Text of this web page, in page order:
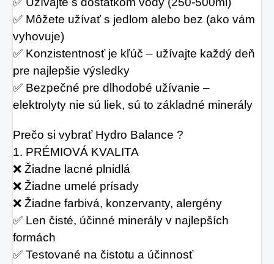
✅ Môžete užívať s jedlom alebo bez (ako vám
vyhovuje)
✅ Konzistentnosť je kľúč – užívajte každý deň
pre najlepšie výsledky
✅ Bezpečné pre dlhodobé užívanie –
elektrolyty nie sú liek, sú to základné minerály
Prečo si vybrať Hydro Balance ?
1. PRÉMIOVÁ KVALITA
❌ Žiadne lacné plnidlá
❌ Žiadne umelé prísady
❌ Žiadne farbivá, konzervanty, alergény
✅ Len čisté, účinné minerály v najlepších
formách
✅ Testované na čistotu a účinnosť